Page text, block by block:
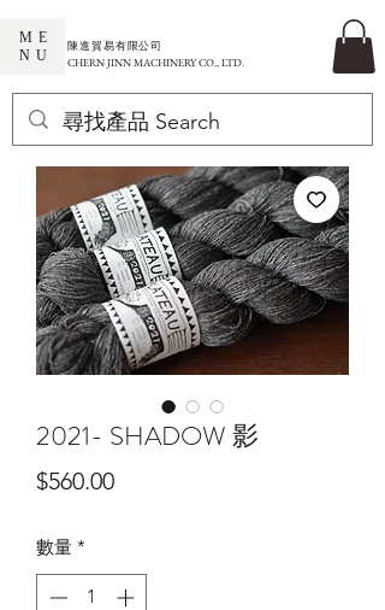
ME
NU
​陳進貿易有限公司
CHERN JINN MACHINERY CO., LTD.
2021- SHADOW 影
$560.00價
數量 *